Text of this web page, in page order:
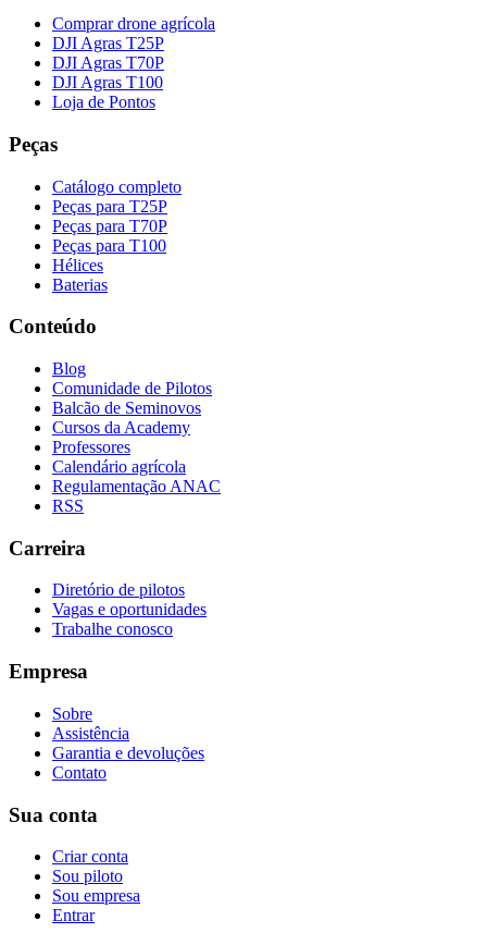
Comprar drone agrícola
DJI Agras T25P
DJI Agras T70P
DJI Agras T100
Loja de Pontos
Peças
Catálogo completo
Peças para T25P
Peças para T70P
Peças para T100
Hélices
Baterias
Conteúdo
Blog
Comunidade de Pilotos
Balcão de Seminovos
Cursos da Academy
Professores
Calendário agrícola
Regulamentação ANAC
RSS
Carreira
Diretório de pilotos
Vagas e oportunidades
Trabalhe conosco
Empresa
Sobre
Assistência
Garantia e devoluções
Contato
Sua conta
Criar conta
Sou piloto
Sou empresa
Entrar